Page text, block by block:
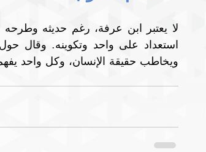
ويخاطب حقيقة الإنسان، وكل واحد